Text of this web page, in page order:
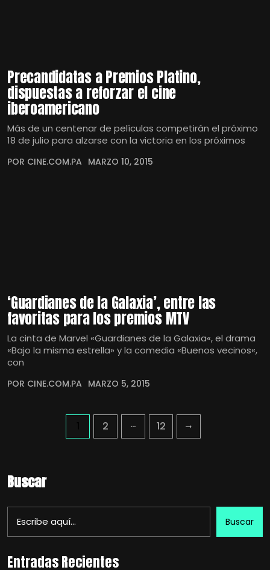
Precandidatas a Premios Platino,
dispuestas a reforzar el cine
iberoamericano
Más de un centenar de películas competirán el próximo
18 de julio para alzarse con la victoria en los próximos
POR CINE.COM.PA MARZO 10, 2015
‘Guardianes de la Galaxia’, entre las
favoritas para los premios MTV
La cinta de Marvel «Guardianes de la Galaxia«, el drama
«Bajo la misma estrella» y la comedia «Buenos vecinos«,
con
POR CINE.COM.PA MARZO 5, 2015
2 … 12
Buscar
Buscar
Entradas Recientes